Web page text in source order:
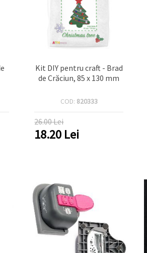
Kit DIY pentru craft - Brad
de Crăciun, 85 x 130 mm
COD: 820333
26.00 Lei
18.20 Lei